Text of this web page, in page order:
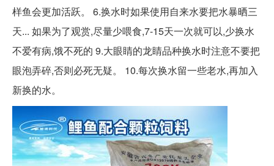
样鱼会更加活跃。 6.换水时如果使用自来水要把水暴晒三
天... 如果为了观赏,尽量少喂食,7-15天一次就可以,少换水
不爱有病,饿不死的 9.大眼睛的龙睛品种换水时注意不要把
眼泡弄碎,否则必死无疑。 10.每次换水留一些老水,再加入
新换的水。